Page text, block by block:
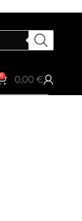
0 0,00 €